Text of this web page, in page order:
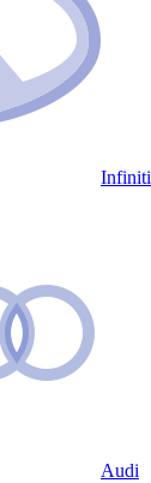
Infiniti
Audi